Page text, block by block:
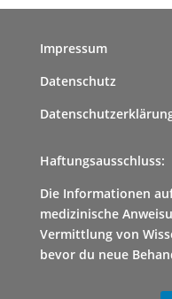
Impressum
Datenschutz
Haftungsausschluss:
Die Informationen
medizinische
Vermittlung von
bevor du neue